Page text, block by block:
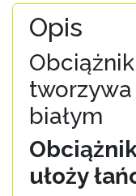
Opis
tworzywa
białym
ułoży